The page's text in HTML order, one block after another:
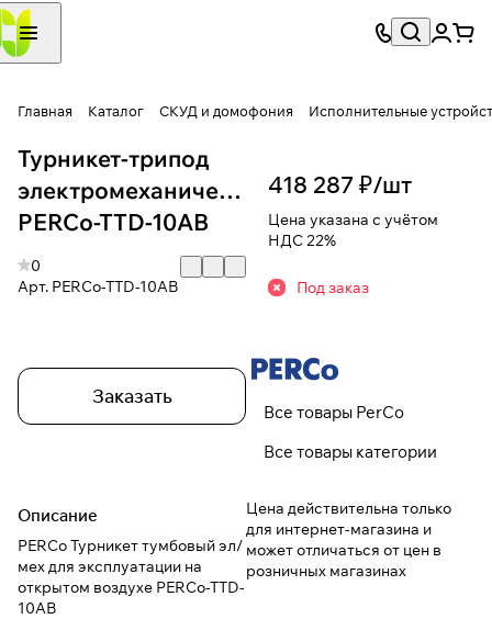
Главная Каталог СКУД и домофония Исполнительные
Турникет-трипод
электромеханический
PERCo-TTD-10AB
0
Арт. PERCo-TTD-10AB
Заказать
Описание
PERCo Турникет тумбовый эл/
мех для эксплуатации на
открытом воздухе PERCo-TTD-
10AB
418 287 ₽/шт
Цена указана с учётом
НДС 22%
Под заказ
Все товары PerCo
Все товары категории
Цена действительна только
для интернет-магазина и
может отличаться от цен в
розничных магазинах